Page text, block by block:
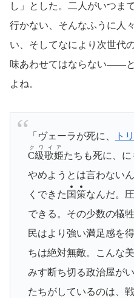
し」とした。二人がいつま
行かない、そんなふうに人
い、そしてなにより次世代
味あわせてはならない――
よね。
「ヴェーラが死に、 ト
C級歌姫
クワイア
たちも死に、
やめようとは言わない
くできた 国策なんだ。
できる。その少数の犠
民はより強い満足感を
ちは絶対無敵。こんな
みす断ち切る政治屋が
たちがしているのは、